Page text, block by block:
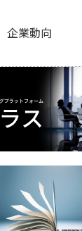
企業動向